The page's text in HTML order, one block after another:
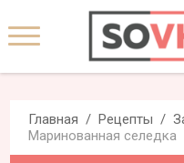
Главная Рецепты
Маринованная селедка